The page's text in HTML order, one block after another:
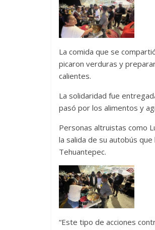
La comida que se
picaron verduras y
calientes.
La solidaridad fue
pasó por los alimentos y
Personas altruistas como
la salida de su autobús que
Tehuantepec.
“Este tipo de acciones